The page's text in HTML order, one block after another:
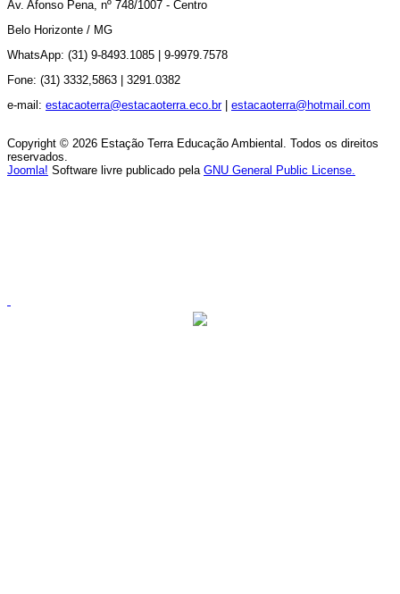
Av. Afonso Pena, nº 748/1007 - Centro
Belo Horizonte / MG
WhatsApp: (31) 9-8493.1085 | 9-9979.7578
Fone: (31) 3332,5863 | 3291.0382
e-mail: estacaoterra@estacaoterra.eco.br| estacaoterra@hotmail.com
Copyright © 2026 Estação Terra Educação Ambiental. Todos os direitos
reservados.
Joomla! Software livre publicado pela GNU General Public License.